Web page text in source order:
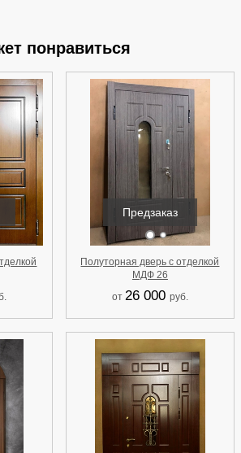
понравиться
Предзаказ
Полуторная дверь с отделкой
МДФ 26
от 26 000 руб.